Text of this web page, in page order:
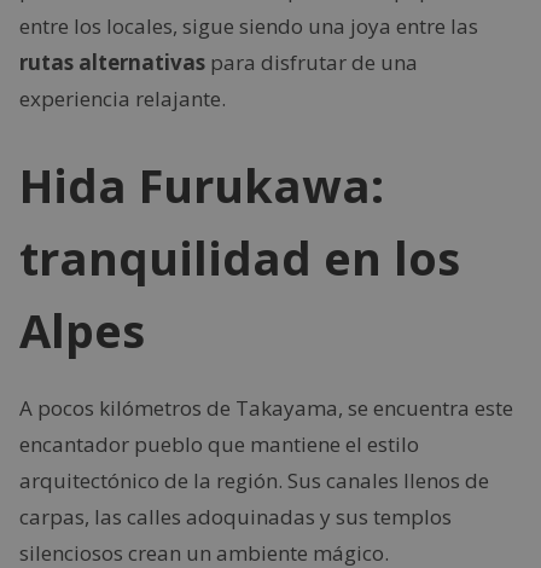
entre los locales, sigue siendo una joya entre las
rutas alternativas para disfrutar de una
experiencia relajante.
Hida Furukawa:
tranquilidad en los
Alpes
A pocos kilómetros de Takayama, se encuentra este
encantador pueblo que mantiene el estilo
arquitectónico de la región. Sus canales llenos de
carpas, las calles adoquinadas y sus templos
silenciosos crean un ambiente mágico.